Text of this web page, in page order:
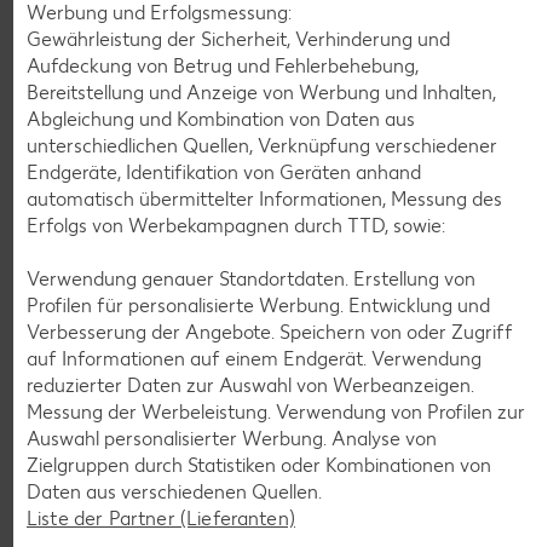
K-PLANT BASED
Veganes Eis
je 500-ml-Becher
(1 l = 5.58)
nur
2.79
Weitere Angebote anzeigen
Feinkost, Konserven
Gültig vom 06.08. bis 12.08.
Werbung und Erfolgsmessung:
Gewährleistung der Sicherheit, Verhinderung und
Aufdeckung von Betrug und Fehlerbehebung,
Bereitstellung und Anzeige von Werbung und Inhalten,
Abgleichung und Kombination von Daten aus
unterschiedlichen Quellen, Verknüpfung verschiedener
Endgeräte, Identifikation von Geräten anhand
automatisch übermittelter Informationen, Messung des
Erfolgs von Werbekampagnen durch TTD, sowie:
Verwendung genauer Standortdaten. Erstellung von
Profilen für personalisierte Werbung. Entwicklung und
Verbesserung der Angebote. Speichern von oder Zugriff
auf Informationen auf einem Endgerät. Verwendung
reduzierter Daten zur Auswahl von Werbeanzeigen.
Messung der Werbeleistung. Verwendung von Profilen zur
Auswahl personalisierter Werbung. Analyse von
Zielgruppen durch Statistiken oder Kombinationen von
Daten aus verschiedenen Quellen.
Liste der Partner (Lieferanten)